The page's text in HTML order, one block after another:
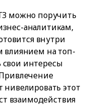
можно поручить
аналитикам,
внутри
влиянием на топ-
интересы
этот
взаимодействия